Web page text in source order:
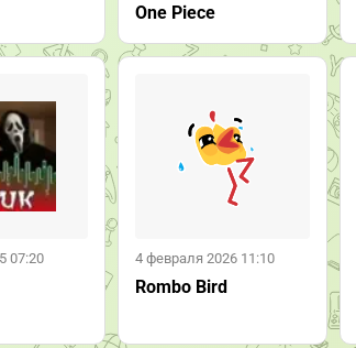
One Piece
07:20 4 февраля 2026 11:10
Rombo Bird